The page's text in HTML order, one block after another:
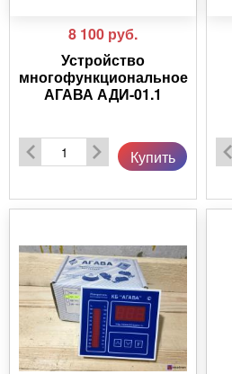
8 100 руб.
Устройство
многофункциональное
АГАВА АДИ-01.1
Купить